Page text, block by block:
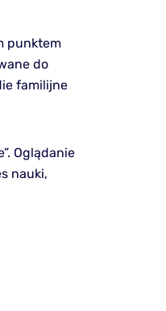
punktem
do
familijne
Oglądanie
nauki,